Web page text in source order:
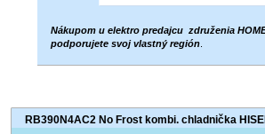
Nákupom u elektro predajcu združenia
podporujete svoj vlastný región
RB390N4AC2 No Frost kombi. chladnička